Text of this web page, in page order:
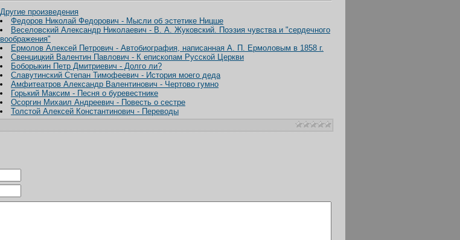
Другие произведения
Федоров Николай Федорович - Мысли об эстетике Ницше
Веселовский Александр Николаевич - В. А. Жуковский. Поэзия чувства и "сердечного
воображения"
Ермолов Алексей Петрович - Автобиография, написанная А. П. Ермоловым в 1858 г.
Свенцицкий Валентин Павлович - К епископам Русской Церкви
Боборыкин Петр Дмитриевич - Долго ли?
Славутинский Степан Тимофеевич - История моего деда
Амфитеатров Александр Валентинович - Чертово гумно
Горький Максим - Песня о буревестнике
Осоргин Михаил Андреевич - Повесть о сестре
Толстой Алексей Константинович - Переводы